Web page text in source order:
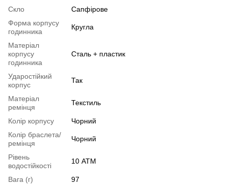
Скло
Сапфірове
Форма корпусу
годинника
Кругла
Матеріал
корпусу
годинника
Сталь + пластик
Ударостійкий
корпус
Так
Матеріал
ремінця
Текстиль
Колір корпусу
Чорний
Колір браслета/
ремінця
Чорний
Рівень
водостійкості
10 АТМ
Вага (г)
97